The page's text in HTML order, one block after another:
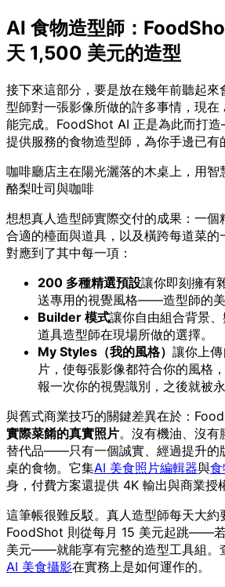
AI 食物造型師：
天 1,500 美元的造型
接下來這部分，要是放在幾年前聽起來
型師對一張影像所做的許多事情，現
能完成。FoodShot AI 正是為此而打
提供服務的食物造型師，為你手邊已有
咖啡廳店主在陽光灑落的木桌上，用智
酪梨吐司與咖啡
想想真人造型師實際交付的成果：一個
合適的檯面與道具，以及橫跨每道菜
對應到了其中每一項：
200 多種精選預設讓你即刻擁有
送專用的視覺風格——造型師的美
Builder 模式讓你自由組合背景
道具造型師在現場所做的選擇。
My Styles（我的風格） 讓你上
片，使每張影像都符合你的風格
報一次你的視覺識別，之後就被永
與舊式商業技巧的關鍵差異在於：
實際菜餚的真實照片。沒有機油、沒有
替代品——只有一個誠實、經過提升的
桌的食物。它集AI 美食照片編輯器與
身，付費方案還提供 4K 輸出與商業授
這筆帳很難反駁。真人造型師每天大約
FoodShot 則從每月 15 美元起跳——
美元——就能享有完整的造型工具組。
AI 美食攝影在實務上是如何運作的。